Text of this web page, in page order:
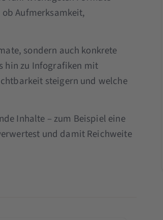
Aufmerksamkeit,
sondern auch konkrete
hin zu Infografiken mit
steigern und welche
Inhalte – zum Beispiel eine
und damit Reichweite